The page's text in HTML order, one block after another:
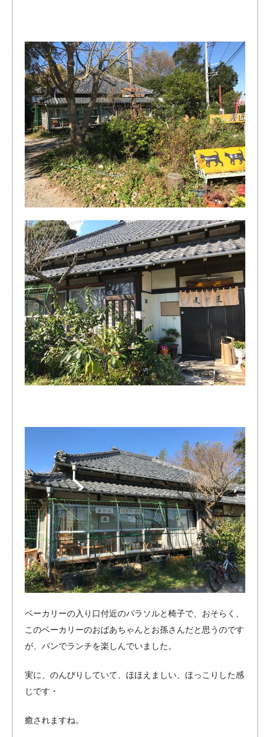
ョン
をご
紹
介！
ベーカリーの入り口付近のパラソルと椅子で、おそらく、
このベーカリーのおばあちゃんとお孫さんだと思うのです
が、パンでランチを楽しんでいました。
実に、のんびりしていて、ほほえましい、ほっこりした感
じです・
癒されますね。